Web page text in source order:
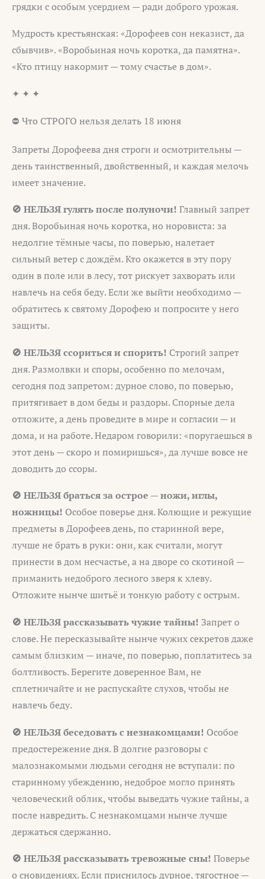
грядки с особым усердием — ради доброго урожая.
Мудрость крестьянская: «Дорофеев сон неказист, да
сбывчив». «Воробьиная ночь коротка, да памятна».
«Кто птицу накормит — тому счастье в дом».
✦ ✦ ✦
⛔ Что СТРОГО нельзя делать 18 июня
Запреты Дорофеева дня строги и осмотрительны —
день таинственный, двойственный, и каждая мелочь
имеет значение.
🚫 НЕЛЬЗЯ гулять после полуночи! Главный запрет
дня. Воробьиная ночь коротка, но норовиста: за
недолгие тёмные часы, по поверью, налетает
сильный ветер с дождём. Кто окажется в эту пору
один в поле или в лесу, тот рискует захворать или
навлечь на себя беду. Если же выйти необходимо —
обратитесь к святому Дорофею и попросите у него
защиты.
🚫 НЕЛЬЗЯ ссориться и спорить! Строгий запрет
дня. Размолвки и споры, особенно по мелочам,
сегодня под запретом: дурное слово, по поверью,
притягивает в дом беды и раздоры. Спорные дела
отложите, а день проведите в мире и согласии — и
дома, и на работе. Недаром говорили: «поругаешься в
этот день — скоро и помиришься», да лучше вовсе не
доводить до ссоры.
🚫 НЕЛЬЗЯ браться за острое — ножи, иглы,
ножницы! Особое поверье дня. Колющие и режущие
предметы в Дорофеев день, по старинной вере,
лучше не брать в руки: они, как считали, могут
принести в дом несчастье, а на дворе со скотиной —
приманить недоброго лесного зверя к хлеву.
Отложите нынче шитьё и тонкую работу с острым.
🚫 НЕЛЬЗЯ рассказывать чужие тайны! Запрет о
слове. Не пересказывайте нынче чужих секретов даже
самым близким — иначе, по поверью, поплатитесь за
болтливость. Берегите доверенное Вам, не
сплетничайте и не распускайте слухов, чтобы не
навлечь беду.
🚫 НЕЛЬЗЯ беседовать с незнакомцами! Особое
предостережение дня. В долгие разговоры с
малознакомыми людьми сегодня не вступали: по
старинному убеждению, недоброе могло принять
человеческий облик, чтобы выведать чужие тайны, а
после навредить. С незнакомцами нынче лучше
держаться сдержанно.
🚫 НЕЛЬЗЯ рассказывать тревожные сны! Поверье
о сновидениях. Если приснилось дурное, тягостное —